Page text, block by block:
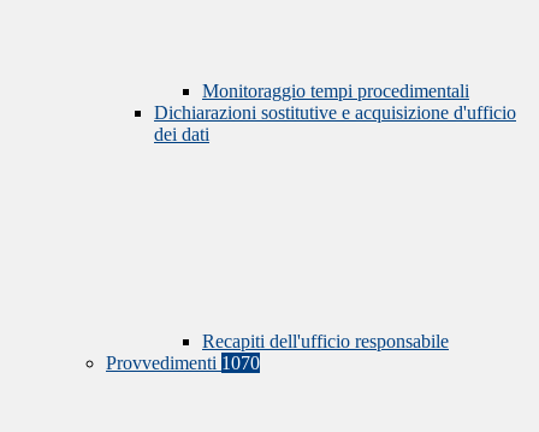
Monitoraggio tempi procedimentali
Dichiarazioni sostitutive e acquisizione d'ufficio
dei dati
Recapiti dell'ufficio responsabile
Provvedimenti 1070